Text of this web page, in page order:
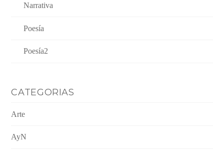
Narrativa
Poesía
Poesía2
CATEGORIAS
Arte
AyN